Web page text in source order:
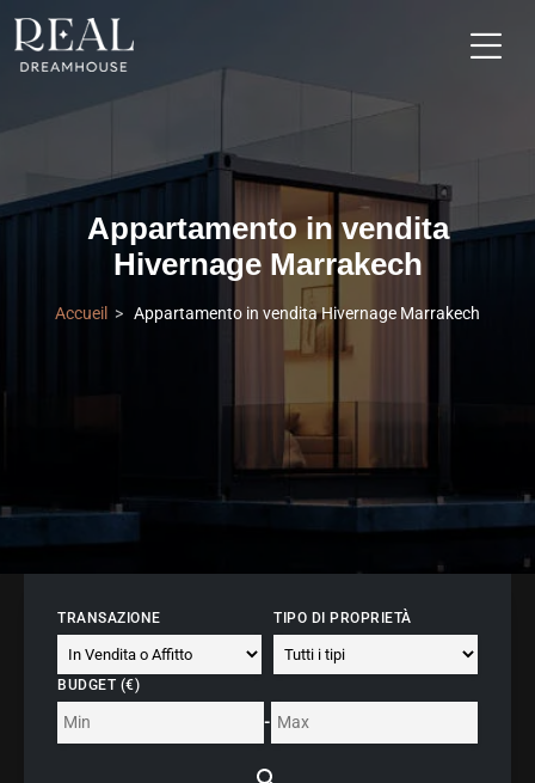
Appartamento in vendita
Hivernage Marrakech
Accueil Appartamento in vendita Hivernage Marrakech
TRANSAZIONE TIPO DI PROPRIETÀ
BUDGET (€)
-